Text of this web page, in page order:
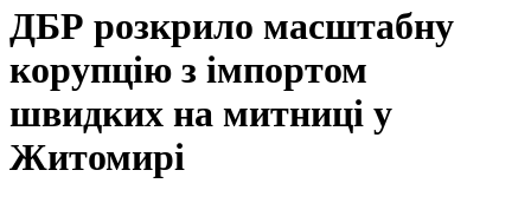
ДБР розкрило масштабну
корупцію з імпортом
швидких на митниці у
Житомирі